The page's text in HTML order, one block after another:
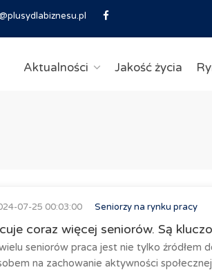
Aktualności Jakość życia
07-25 00:03:00 Seniorzy na rynku pracy
coraz więcej seniorów. Są
seniorów praca jest nie tylko źródłem
na zachowanie aktywności